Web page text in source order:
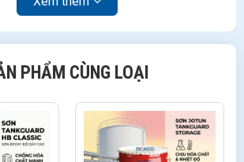
PHẨM CÙNG LOẠI